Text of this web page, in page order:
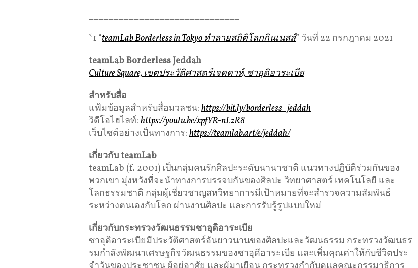
*1 “teamLab Borderless in Tokyo ทําลายสถิติโลกกินเนสส์” วันที่ 22 กรกฎาคม 2021
teamLab Borderless Jeddah
Culture Square, เขตประวัติศาสตร์เจดดาห์, ซาอุดิอาระเบีย
สําหรับสื่อ
แฟ้มข้อมูลสำหรับสื่อมวลชน: https://bit.ly/borderless_jeddah
วิดีโอไฮไลท์: https://youtu.be/xpfYR-nLzR8
เว็บไซต์อย่างเป็นทางการ: https://teamlab.art/e/jeddah/
เกี่ยวกับ teamLab
teamLab (f. 2001) เป็นกลุ่มคนรักศิลปะระดับนานาชาติ แนวทางปฏิบัติร่วมกันของ
พวกเขา มุ่งหวังที่จะนําทางการบรรจบกันของศิลปะ วิทยาศาสตร์ เทคโนโลยี และ
โลกธรรมชาติ กลุ่มผู้เชี่ยวชาญสหวิทยาการมีเป้าหมายที่จะสํารวจความสัมพันธ์
ระหว่างตนเองกับโลก ผ่านงานศิลปะ และการรับรู้รูปแบบใหม่
เกี่ยวกับกระทรวงวัฒนธรรมซาอุดิอาระเบีย
ซาอุดิอาระเบียมีประวัติศาสตร์อันยาวนานของศิลปะและวัฒนธรรม กระทรวงวัฒนธร
รมกําลังพัฒนาเศรษฐกิจวัฒนธรรมของซาอุดีอาระเบีย และเพิ่มคุณค่าให้กับชีวิตประ